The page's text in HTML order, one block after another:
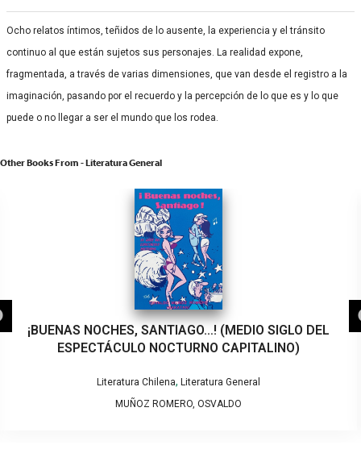
Ocho relatos íntimos, teñidos de lo ausente, la experiencia y el tránsito
continuo al que están sujetos sus personajes. La realidad expone,
fragmentada, a través de varias dimensiones, que van desde el registro a la
imaginación, pasando por el recuerdo y la percepción de lo que es y lo que
puede o no llegar a ser el mundo que los rodea.
Other Books From - Literatura General
¡BUENAS NOCHES, SANTIAGO…! (MEDIO SIGLO DEL
ESPECTÁCULO NOCTURNO CAPITALINO)
Literatura Chilena, Literatura General
MUÑOZ ROMERO, OSVALDO